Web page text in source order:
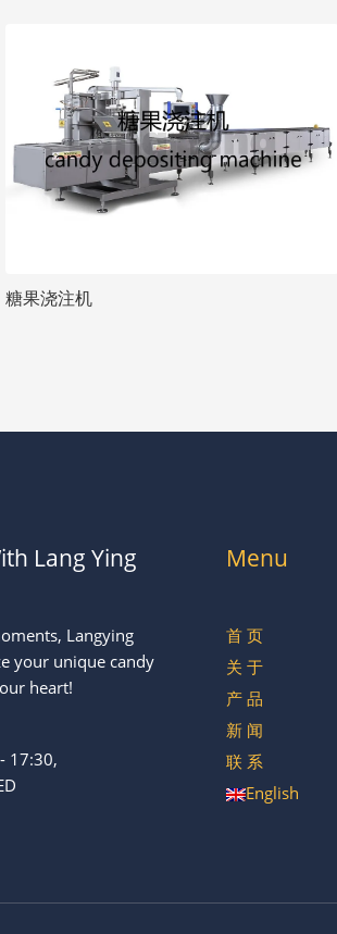
糖果浇注机
Lang Ying
Langying
your unique candy
heart!
17:30,
Menu
首 页
关 于
产 品
新 闻
联 系
English